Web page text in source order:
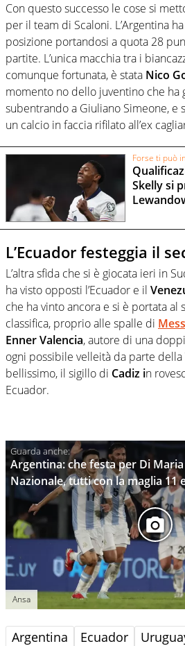
Con questo successo le cose si
per il team di Scaloni. L’Argentina
posizione portandosi a quota 28
partite. L’unica macchia tra i
comunque fortunata, è stata Nico
momento no dello juventino che ha
subentrando a Giuliano Simeone, e
un calcio in faccia rifilato all’ex
Forse ti può
Skelly si
L’Ecuador festeggia il
L’altra sfida che si è giocata ieri in
ha visto opposti l’Ecuador e il
che ha vinto ancora e si è portata al
classifica, proprio alle spalle di
Enner Valencia, autore di una
ogni possibile velleità da parte
bellissimo, il sigillo di Cadiz in
Ecuador.
Argentina: che festa per Di
Nazionale, tutti con la maglia 11
Ansa
Argentina Ecuador